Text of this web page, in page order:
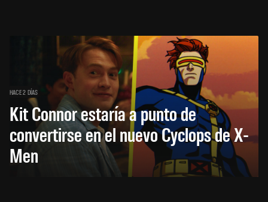
HACE 2 DÍAS
Kit Connor estaría a punto de
convertirse en el nuevo Cyclops de X-
Men